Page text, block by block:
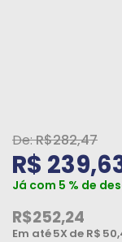
R$282,47
R$
Já com 5 % de
R$252,24
Em até5X de R$